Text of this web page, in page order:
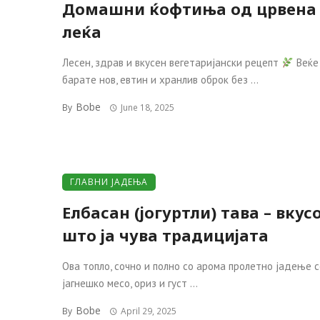
Домашни ќофтиња од црвена
леќа
Лесен, здрав и вкусен вегетаријански рецепт
Веќе
барате нов, евтин и хранлив оброк без ...
By Bobe June 18, 2025
ГЛАВНИ ЈАДЕЊА
Елбасан (јогуртли) тава –
што ја чува традицијата
Ова топло, сочно и полно со арома пролетно јадење
јагнешко месо, ориз и густ ...
By Bobe April 29, 2025